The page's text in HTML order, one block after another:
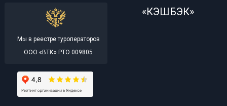
Мы в реестре туроператоров
ООО «ВТК» РТО 009805
«КЭШБЭК»